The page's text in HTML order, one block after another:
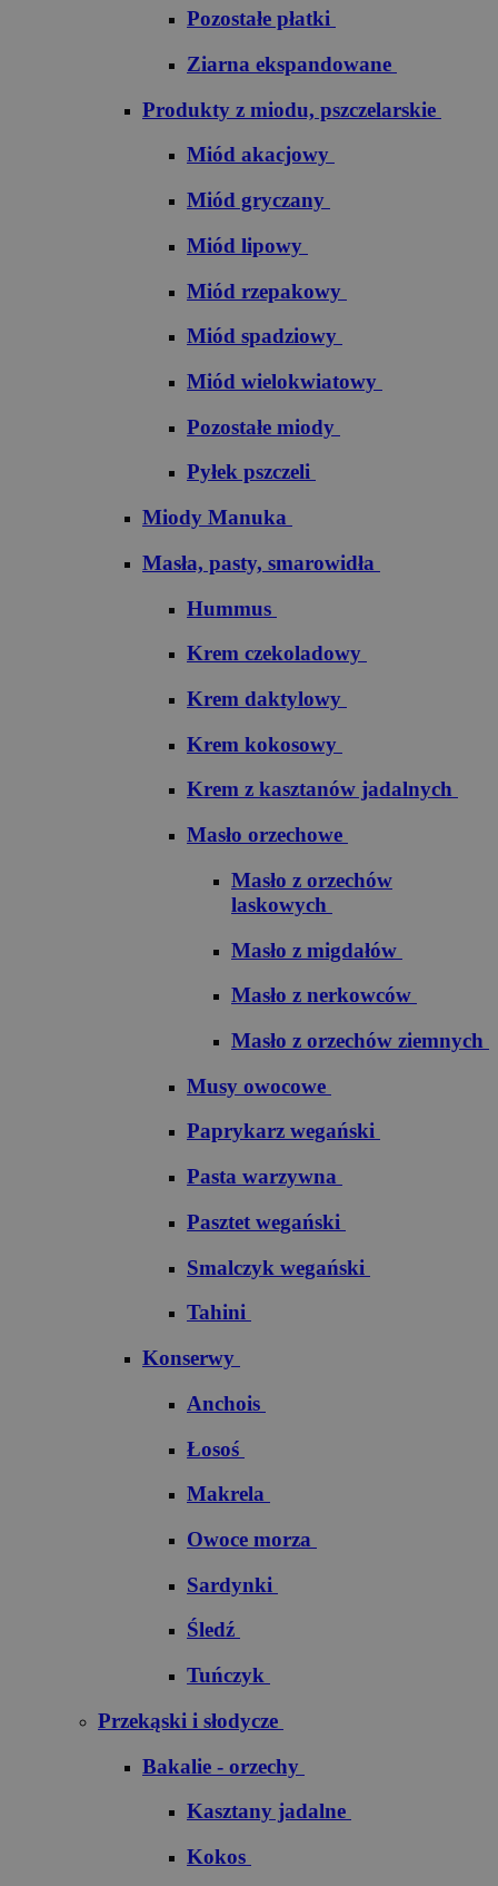
Pozostałe płatki
Ziarna ekspandowane
Produkty z miodu, pszczelarskie
Miód akacjowy
Miód gryczany
Miód lipowy
Miód rzepakowy
Miód spadziowy
Miód wielokwiatowy
Pozostałe miody
Pyłek pszczeli
Miody Manuka
Masła, pasty, smarowidła
Hummus
Krem czekoladowy
Krem daktylowy
Krem kokosowy
Krem z kasztanów jadalnych
Masło orzechowe
Masło z orzechów
laskowych
Masło z migdałów
Masło z nerkowców
Masło z orzechów ziemnych
Musy owocowe
Paprykarz wegański
Pasta warzywna
Pasztet wegański
Smalczyk wegański
Tahini
Konserwy
Anchois
Łosoś
Makrela
Owoce morza
Sardynki
Śledź
Tuńczyk
Przekąski i słodycze
Bakalie - orzechy
Kasztany jadalne
Kokos